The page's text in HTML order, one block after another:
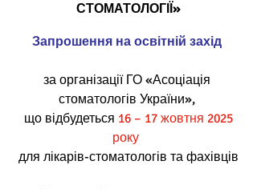
СТОМАТОЛОГІЇ»
Запрошення на освітній захід
за організації ГО «Асоціація
стоматологів України»,
що відбудеться 16 – 17 жовтня 2025
року
для лікарів-стоматологів та фахівців